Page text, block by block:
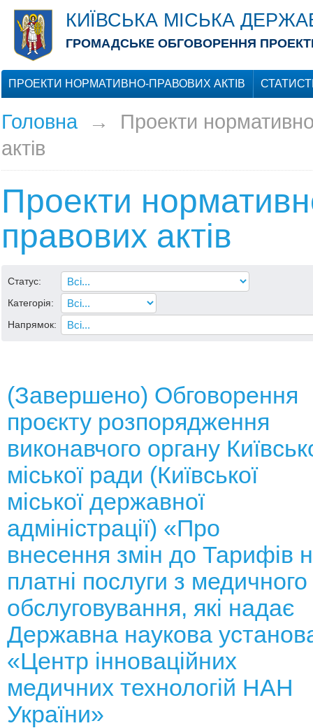
КИЇВСЬКА МІСЬКА
ГРОМАДСЬКЕ ОБГОВОРЕННЯ
ПРОЕКТИ НОРМАТИВНО-ПРАВОВИХ АКТІВ
Головна→ Проекти
актів
Проекти
правових актів
Статус:
Категорія:
Напрямок:
(Завершено) Обговорення
проєкту розпорядження
виконавчого органу
міської ради (Київської
міської державної
адміністрації) «Про
внесення змін до Тарифів
платні послуги з медичного
обслуговування, які надає
Державна наукова
«Центр інноваційних
медичних технологій НАН
України»